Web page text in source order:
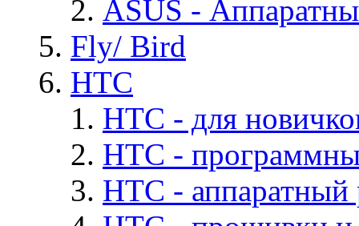
ASUS -
Fly/ Bird
HTC
HTC - для
HTC -
HTC - аппаратный